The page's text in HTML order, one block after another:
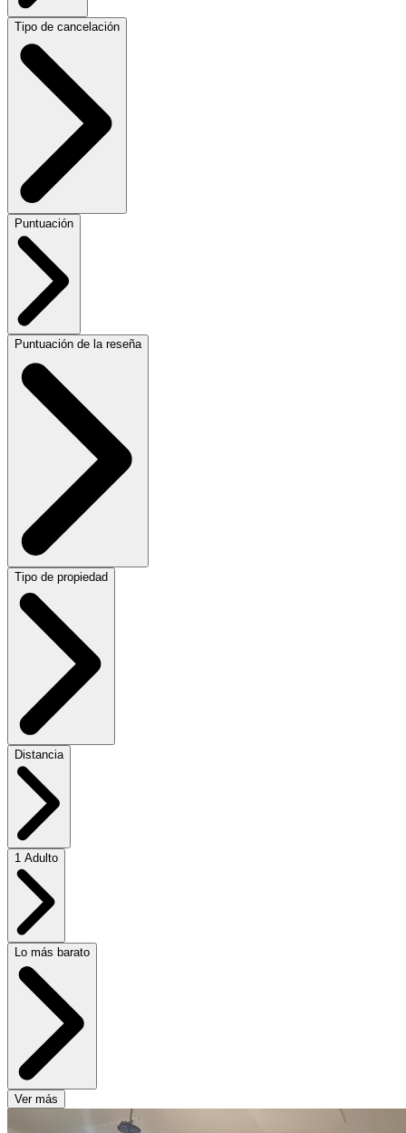
Tipo de cancelación
Puntuación
Puntuación de la reseña
Tipo de propiedad
Distancia
1 Adulto
Lo más barato
Ver más